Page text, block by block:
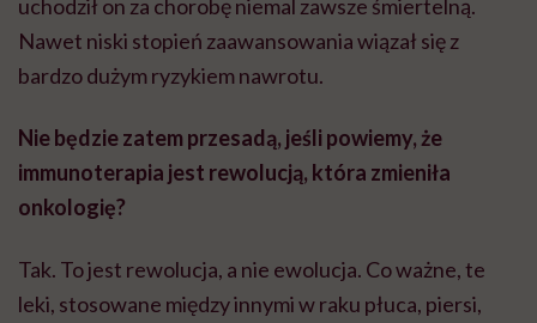
uchodził on za chorobę niemal zawsze śmiertelną.
Nawet niski stopień zaawansowania wiązał się z
bardzo dużym ryzykiem nawrotu.
Nie będzie zatem przesadą, jeśli powiemy, że
immunoterapia jest rewolucją, która zmieniła
onkologię?
Tak. To jest rewolucja, a nie ewolucja. Co ważne, te
leki, stosowane między innymi w raku płuca, piersi,